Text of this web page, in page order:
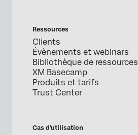
Ressources
Clients
Évènements et webinars
Bibliothèque de ressources
XM Basecamp
Produits et tarifs
Trust Center
Cas d’utilisation